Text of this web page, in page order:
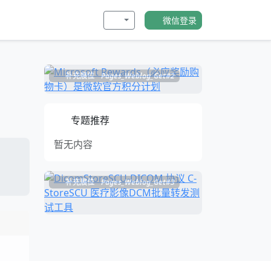
微信登录
补充展位 Pages_Weblog_Get#2
专题推荐
暂无内容
补充展位 Pages_Weblog_Get#3